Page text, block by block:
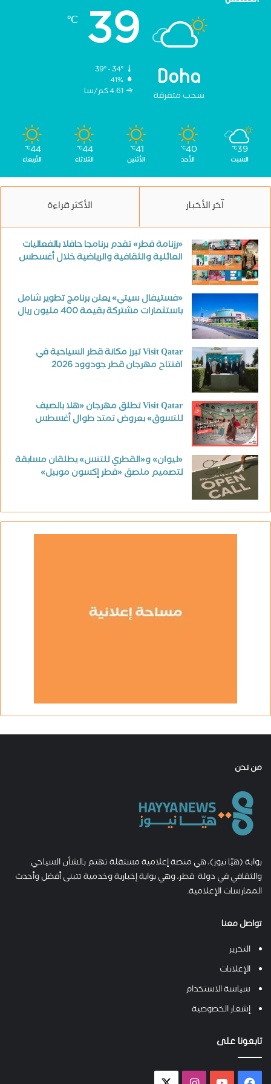
Doha
سحب متفرقة
39
℃
41%
4.61 كم/سا
39
℃
السبت
40
℃
الأحد
41
℃
الأثنين
44
℃
الثلاثاء
44
℃
الأربعاء
آخر الأخبار الأكثر قراءة
«رزنامة قطر» تقدم برنامجا حافلا بالفعاليات
العائلية والثقافية والرياضية خلال أغسطس
«فستيفال سيتي» يعلن برنامج تطوير شامل
باستثمارات مشتركة بقيمة 400 مليون ريال
Visit Qatar تبرز مكانة قطر السياحية في
افتتاح مهرجان قطر جودوود 2026
Visit Qatar تطلق مهرجان «هلا بالصيف
للتسوق» بعروض تمتد طوال أغسطس
«ليوان» و«القطري للتنس» يطلقان مسابقة
لتصميم ملصق «قطر إكسون موبيل»
من نحن
بوابة (هيّا نيوز)، هي منصة إعلامية مستقلة تهتم بالشأن السياحي
والثقافي في دولة قطر، وهي بوابة إخبارية وخدمية تتبنى أفضل وأحدث
الممارسات الإعلامية.
تواصل معنا
التحرير
الإعلانات
سياسة الاستخدام
إشعار الخصوصية
تابعونا على